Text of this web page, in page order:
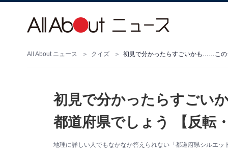
All About ニュース クイズ 初見で分かったらすごいかも……この
初見で分かったらすごい
都道府県でしょう 【反転
地理に詳しい人でもなかなか答えられない「都道府県シルエッ